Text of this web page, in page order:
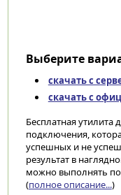
Выберите
скачать с
скачать с
Бесплатная утилита
подключения,
успешных и не
результат в
можно выполнять
(полное описание...)